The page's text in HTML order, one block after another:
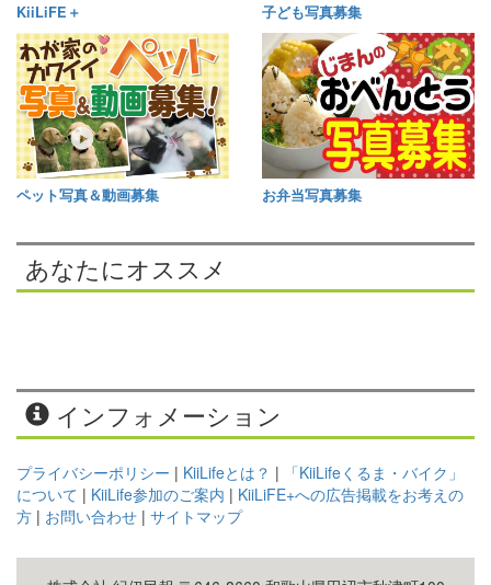
KiiLiFE＋ 子ども写真募集
ペット写真＆動画募集 お弁当写真募集
あなたにオススメ
インフォメーション
プライバシーポリシー | KiiLifeとは？ |
「KiiLifeくるま・バイク」
について | KiiLife参加のご案内 | KiiLiFE+への広告掲載をお考えの
方 | お問い合わせ | サイトマップ